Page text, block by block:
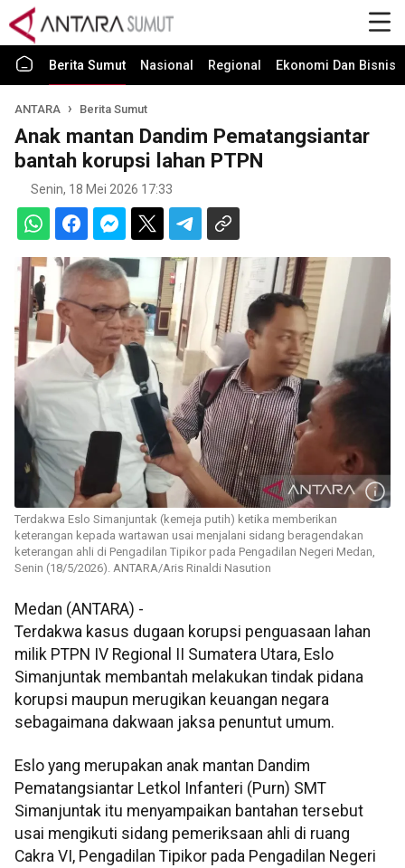
Berita Sumut Nasional Regional Ekonomi Dan Bisnis
ANTARA Berita Sumut
Anak mantan Dandim Pematangsiantar
bantah korupsi lahan PTPN
Senin, 18 Mei 2026 17:33
Terdakwa Eslo Simanjuntak (kemeja putih) ketika memberikan
keterangan kepada wartawan usai menjalani sidang beragendakan
keterangan ahli di Pengadilan Tipikor pada Pengadilan Negeri Medan,
Senin (18/5/2026). ANTARA/Aris Rinaldi Nasution
Medan (ANTARA) -
Terdakwa kasus dugaan korupsi penguasaan lahan
milik PTPN IV Regional II Sumatera Utara, Eslo
Simanjuntak membantah melakukan tindak pidana
korupsi maupun merugikan keuangan negara
sebagaimana dakwaan jaksa penuntut umum.
Eslo yang merupakan anak mantan Dandim
Pematangsiantar Letkol Infanteri (Purn) SMT
Simanjuntak itu menyampaikan bantahan tersebut
usai mengikuti sidang pemeriksaan ahli di ruang
Cakra VI, Pengadilan Tipikor pada Pengadilan Negeri